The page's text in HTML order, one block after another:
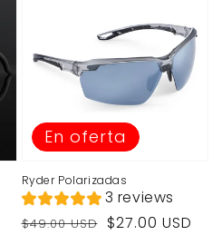
Ryder Polarizadas
3 reviews
Precio
$49.00 USD
Precio
$27.00 USD
En oferta